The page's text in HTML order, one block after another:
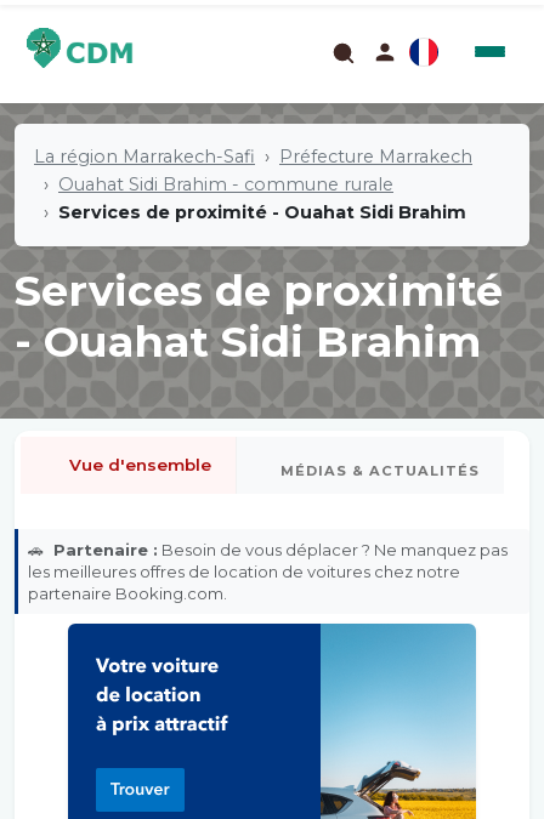
La région Marrakech-Safi
Préfecture Marrakech
Ouahat Sidi Brahim - commune rurale
Services de proximité - Ouahat Sidi Brahim
Services de proximité
- Ouahat Sidi Brahim
Vue d'ensemble MÉDIAS & ACTUALITÉS
🚗 Partenaire : Besoin de vous déplacer ? Ne manquez pas
les meilleures offres de location de voitures chez notre
partenaire Booking.com.